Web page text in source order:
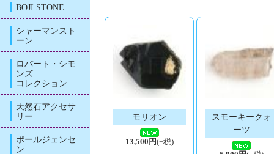
BOJI STONE
シャーマンスト
ーン
ロバート・シモ
ンズ
コレクション
天然石アクセサ
リー
ポールジェンセ
ン
モリオン
13,500円(+税)
スモーキークォ
ーツ